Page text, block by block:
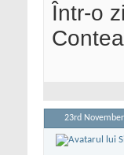
Într-o
23rd